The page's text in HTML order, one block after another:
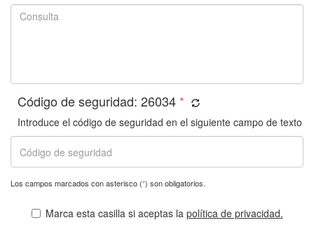
Código de seguridad: 26034 *
Introduce el código de seguridad en el siguiente campo de texto
Los campos marcados con asterisco (*) son obligatorios.
Marca esta casilla si aceptas la política de privacidad.